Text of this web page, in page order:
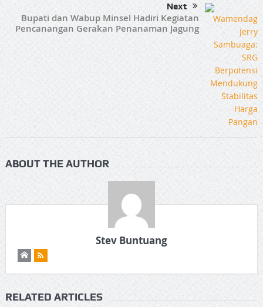
Next
Bupati dan Wabup Minsel Hadiri Kegiatan
Pencanangan Gerakan Penanaman Jagung
ABOUT THE AUTHOR
Stev Buntuang
RELATED ARTICLES